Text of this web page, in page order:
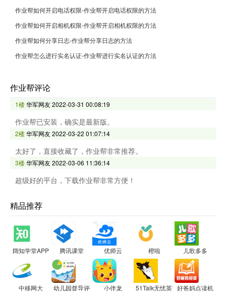
作业帮如何开启电话权限-作业帮开启电话权限的方法
作业帮如何开启相机权限-作业帮开启相机权限的方法
作业帮如何分享日志-作业帮分享日志的方法
作业帮怎么进行实名认证-作业帮进行实名认证的方法
作业帮评论
1楼华军网友2022-03-31 00:08:19
作业帮已安装，确实是最新版。
2楼华军网友2022-03-22 01:07:14
太好了，直接收藏了，作业帮非常推荐。
3楼华军网友2022-03-06 11:36:14
超级好的平台，下载作业帮非常方便！
精品推荐
阔知学堂APP 腾讯课堂 优师云 橙啦 儿歌多多
中移网大 幼儿园督导评估 小伴龙 51Talk无忧英语好爸妈点读机